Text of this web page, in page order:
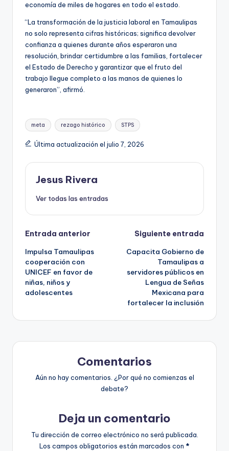
economía de miles de hogares en todo el estado.
“La transformación de la justicia laboral en Tamaulipas
no solo representa cifras históricas; significa devolver
confianza a quienes durante años esperaron una
resolución, brindar certidumbre a las familias, fortalecer
el Estado de Derecho y garantizar que el fruto del
trabajo llegue completo a las manos de quienes lo
generaron”, afirmó.
Etiquetas:
meta rezago histórico STPS
Última actualización el julio 7, 2026
Jesus Rivera
Ver todas las entradas
Navegación
de
entradas
Entrada anterior
Impulsa Tamaulipas
cooperación con
UNICEF en favor de
niñas, niños y
adolescentes
Siguiente entrada
Capacita Gobierno de
Tamaulipas a
servidores públicos en
Lengua de Señas
Mexicana para
fortalecer la inclusión
Comentarios
Aún no hay comentarios. ¿Por qué no comienzas el
debate?
Deja un comentario
Tu dirección de correo electrónico no será publicada.
Los campos obligatorios están marcados con *